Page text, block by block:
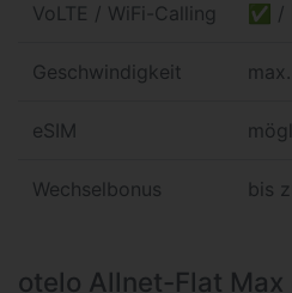
VoLTE / WiFi-Calling ✅ /
Geschwindigkeit
eSIM
Wechselbonus bis
otelo Allnet-Flat Max